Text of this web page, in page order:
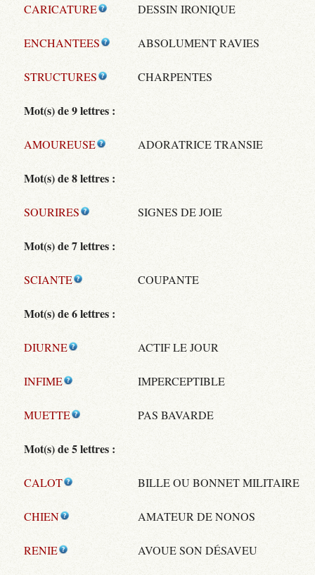
CARICATURE DESSIN IRONIQUE
ENCHANTEES ABSOLUMENT RAVIES
STRUCTURES CHARPENTES
Mot(s) de 9 lettres :
AMOUREUSE ADORATRICE TRANSIE
Mot(s) de 8 lettres :
SOURIRES SIGNES DE JOIE
Mot(s) de 7 lettres :
SCIANTE COUPANTE
Mot(s) de 6 lettres :
DIURNE ACTIF LE JOUR
INFIME IMPERCEPTIBLE
MUETTE PAS BAVARDE
Mot(s) de 5 lettres :
CALOT BILLE OU BONNET MILITAIRE
CHIEN AMATEUR DE NONOS
RENIE AVOUE SON DÉSAVEU